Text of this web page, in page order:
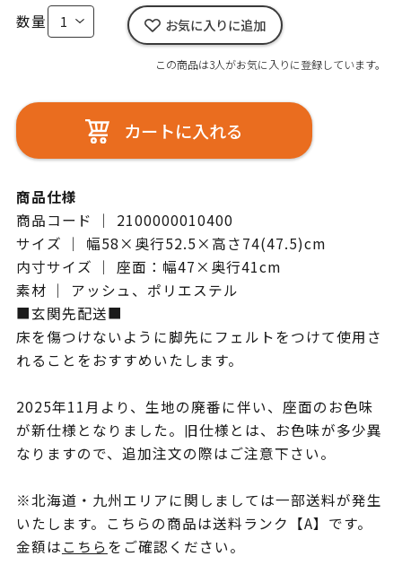
数量 お気に入りに追加
この商品は3人がお気に入りに登録しています。
カートに入れる
商品仕様
商品コード ｜ 2100000010400
サイズ ｜ 幅58×奥行52.5×高さ74(47.5)cm
内寸サイズ ｜ 座面：幅47×奥行41cm
素材 ｜ アッシュ、ポリエステル
■玄関先配送■
床を傷つけないように脚先にフェルトをつけて使用さ
れることをおすすめいたします。
2025年11月より、生地の廃番に伴い、座面のお色味
が新仕様となりました。旧仕様とは、お色味が多少異
なりますので、追加注文の際はご注意下さい。
※北海道・九州エリアに関しましては一部送料が発生
いたします。こちらの商品は送料ランク【A】です。
金額はこちらをご確認ください。